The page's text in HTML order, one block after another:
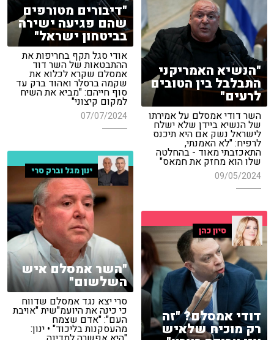
"דיבורים מטורפים
שהם פגיעה ישירה
בביטחון ישראל"
אודי סגל תקף בחריפות את
ההתבטאות של השר דוד
אמסלם שקרא לכלוא את
שקמה ברסלר ואהוד ברק עד
סוף חייהם: "מביא את השיח
למקום קיצוני"
07/07/2024
"הנשיא האמריקני
התבלבל בין הטובים
לרעים"
השר דודי אמסלם על אמירתו
של הנשיא ביידן שלא ישלח
לישראל נשק אם היא תיכנס
לרפיח: "לא האמנתי,
התאכזבתי מאוד - בהחלטה
שלו הוא מחזק את חמאס"
09/05/2024 ינון מגל וברק סרי
"השר אמסלם איש
השלשום"
סרי יצא נגד אמסלם שדווח
כי כינה את היועמ"שית "אויבת
העם": "אדם שצמח
מהעסקנות בליכוד" • ינון:
סיון כהן
דודי אמסלם? "זה
רק מוכיח שלאיש